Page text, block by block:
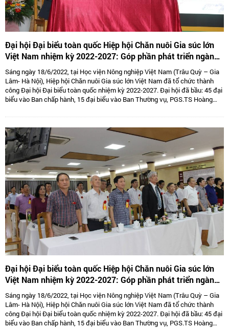
Đại hội Đại biểu toàn quốc Hiệp hội Chăn nuôi Gia súc lớn
Việt Nam nhiệm kỳ 2022-2027: Góp phần phát triển ngành
Chăn nuôi gia súc lớn Việt Nam bền vững
Sáng ngày 18/6/2022, tại Học viện Nông nghiệp Việt Nam (Trâu Quỳ – Gia
Lâm- Hà Nội), Hiệp hội Chăn nuôi Gia súc lớn Việt Nam đã tổ chức thành
công Đại hội Đại biểu toàn quốc nhiệm kỳ 2022-2027. Đại hội đã bầu: 45 đại
biểu vào Ban chấp hành, 15 đại biểu vào Ban Thường vụ, PGS.TS Hoàng
Chủ tịch kiêm Tổng thư kí và 05 Phó Chủ tịch là: TS Tống Xuân Chinh,
PGS.TS Sử Thanh Long, bà Tô Tuệ Lang, ông Đặng Thái Nhị, ông Hà Văn An.
Đại hội Đại biểu toàn quốc Hiệp hội Chăn nuôi Gia súc lớn
Việt Nam nhiệm kỳ 2022-2027: Góp phần phát triển ngành
Chăn nuôi gia súc lớn Việt Nam bền vững
Sáng ngày 18/6/2022, tại Học viện Nông nghiệp Việt Nam (Trâu Quỳ – Gia
Lâm- Hà Nội), Hiệp hội Chăn nuôi Gia súc lớn Việt Nam đã tổ chức thành
công Đại hội Đại biểu toàn quốc nhiệm kỳ 2022-2027. Đại hội đã bầu: 45 đại
biểu vào Ban chấp hành, 15 đại biểu vào Ban Thường vụ, PGS.TS Hoàng